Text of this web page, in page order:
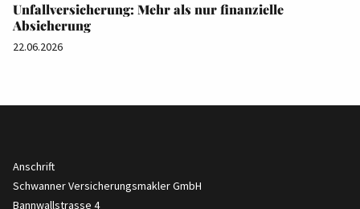
Unfallversicherung: Mehr als nur finanzielle
Absicherung
22.06.2026
Anschrift
Schwanner Versicherungsmakler GmbH
Bannwallstrasse 4